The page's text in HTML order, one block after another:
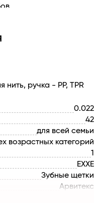
ручка - PP, TPR
0.022
42
для всей семьи
возрастных категорий
1
EXXE
Зубные щетки
Арвитекс